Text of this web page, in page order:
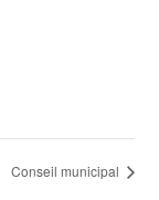
Conseil municipal